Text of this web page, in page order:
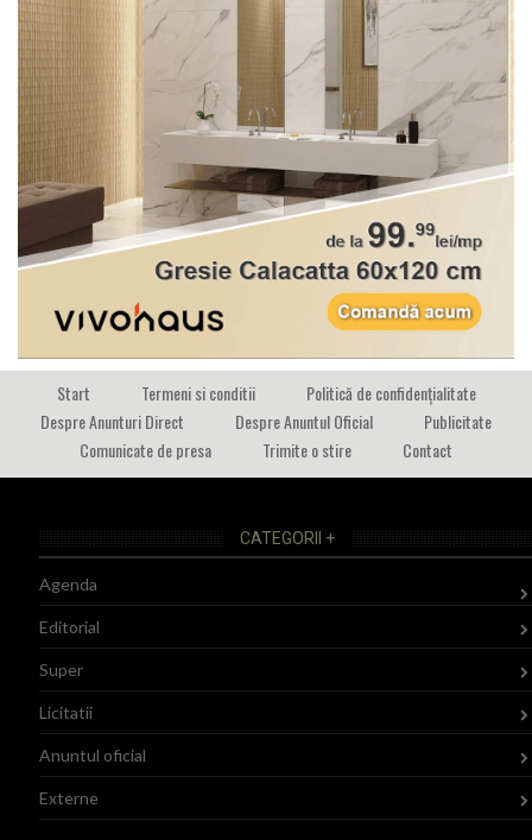
Start Termeni si conditii
Politică de confidențialitate
Despre Anunturi Direct
Despre Anuntul Oficial
Publicitate
Comunicate de presa
Trimite o stire Contact
CATEGORII +
Agenda
Editorial
Super
Licitatii
Anuntul oficial
Externe